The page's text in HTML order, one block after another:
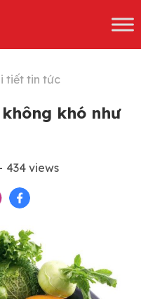
tiết tin tức
khó như
434 views